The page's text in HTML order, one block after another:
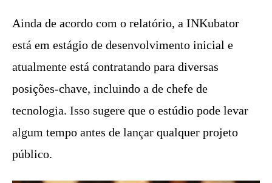
Ainda de acordo com o relatório, a INKubator
está em estágio de desenvolvimento inicial e
atualmente está contratando para diversas
posições-chave, incluindo a de chefe de
tecnologia. Isso sugere que o estúdio pode levar
algum tempo antes de lançar qualquer projeto
público.